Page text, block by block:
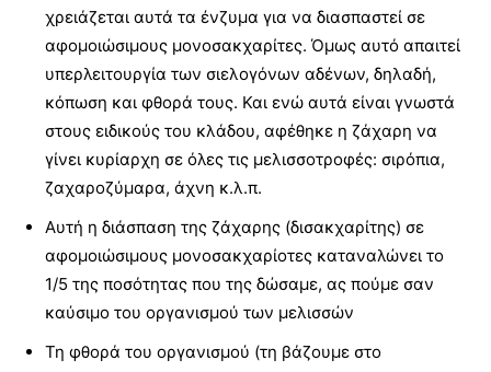
χρειάζεται αυτά τα ένζυμα για να διασπαστεί σε
αφομοιώσιμους μονοσακχαρίτες. Όμως αυτό απαιτεί
υπερλειτουργία των σιελογόνων αδένων, δηλαδή,
κόπωση και φθορά τους. Και ενώ αυτά είναι γνωστά
στους ειδικούς του κλάδου, αφέθηκε η ζάχαρη να
γίνει κυρίαρχη σε όλες τις μελισσοτροφές: σιρόπια,
ζαχαροζύμαρα, άχνη κ.λ.π.
Αυτή η διάσπαση της ζάχαρης (δισακχαρίτης) σε
αφομοιώσιμους μονοσακχαρίοτες καταναλώνει το
1/5 της ποσότητας που της δώσαμε, ας πούμε σαν
καύσιμο του οργανισμού των μελισσών
Τη φθορά του οργανισμού (τη βάζουμε στο